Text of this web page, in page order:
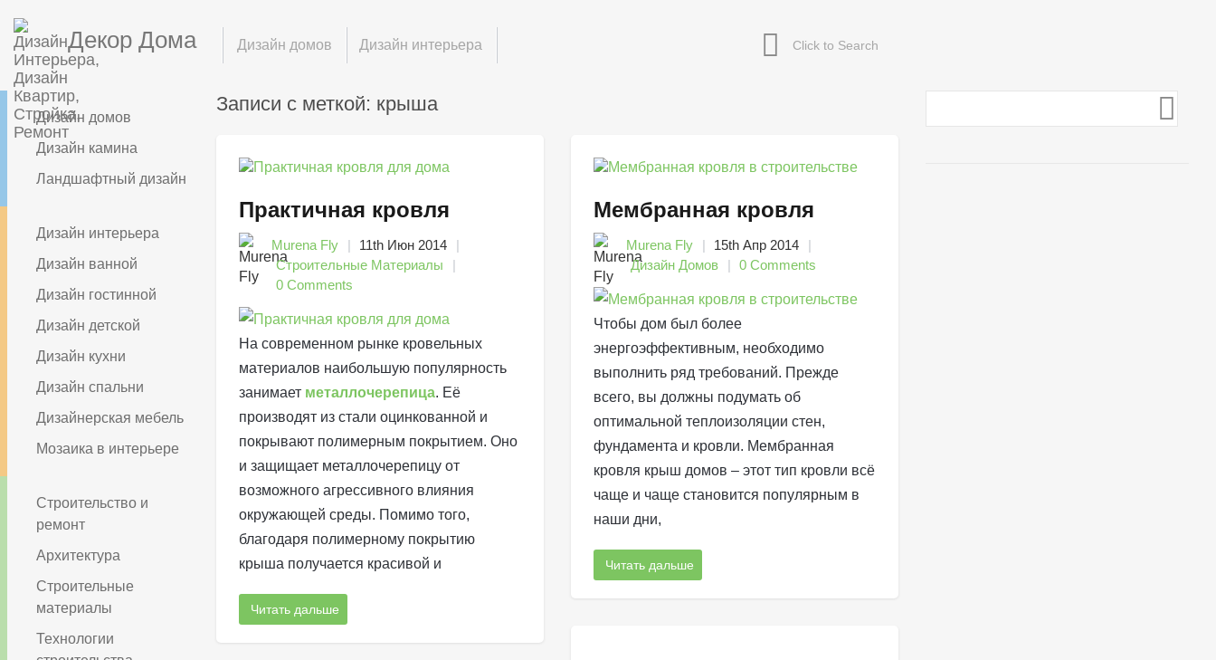
Декор Дома Дизайн домов Дизайн интерьера
Дизайн домов
Дизайн камина
Ландшафтный дизайн
Дизайн интерьера
Дизайн ванной
Дизайн гостинной
Дизайн детской
Дизайн кухни
Дизайн спальни
Дизайнерская мебель
Мозаика в интерьере
Строительство и
ремонт
Архитектура
Строительные
материалы
Технологии
Записи с меткой: крыша
Практичная кровля
Murena Fly
11th Июн 2014
Строительные Материалы
0 Comments
На современном рынке кровельных
материалов наибольшую популярность
занимает металлочерепица. Её
производят из стали оцинкованной и
покрывают полимерным покрытием. Оно
и защищает металлочерепицу от
возможного агрессивного влияния
окружающей среды. Помимо того,
благодаря полимерному покрытию
крыша получается красивой и
Читать дальше
Мембранная кровля
Murena Fly
15th Апр 2014
Дизайн Домов
0 Comments
Чтобы дом был более
энергоэффективным, необходимо
выполнить ряд требований. Прежде
всего, вы должны подумать об
оптимальной теплоизоляции стен,
фундамента и кровли. Мембранная
кровля крыш домов – этот тип кровли всё
чаще и чаще становится популярным в
наши дни,
Читать дальше